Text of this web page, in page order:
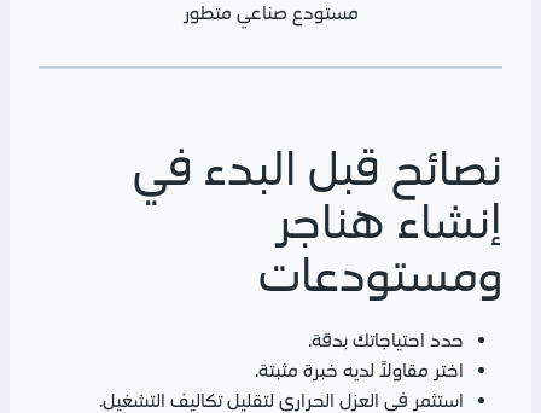
مستودع صناعي متطور
نصائح قبل البدء في
إنشاء هناجر
ومستودعات
حدد احتياجاتك بدقة.
اختر مقاولاً لديه خبرة مثبتة.
استثمر في العزل الحراري لتقليل تكاليف التشغيل.